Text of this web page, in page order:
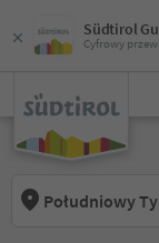
Südtirol
Cyfrowy
Południowy